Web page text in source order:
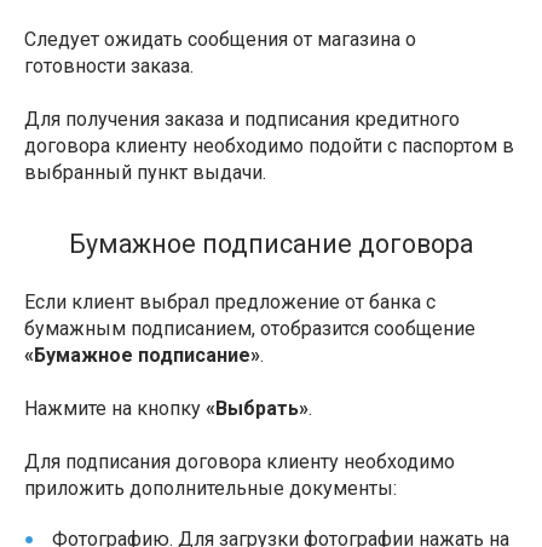
Следует ожидать сообщения от магазина о
готовности заказа.
Для получения заказа и подписания кредитного
договора клиенту необходимо подойти с паспортом в
выбранный пункт выдачи.
Бумажное подписание договора
Если клиент выбрал предложение от банка с
бумажным подписанием, отобразится сообщение
«Бумажное подписание».
Нажмите на кнопку «Выбрать».
Для подписания договора клиенту необходимо
приложить дополнительные документы:
Фотографию. Для загрузки фотографии нажать на